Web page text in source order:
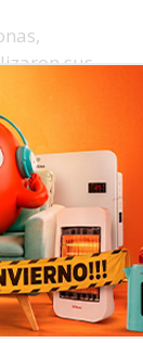
sus
un maestro
al finalizar
de
de
Cultural
se destacaron